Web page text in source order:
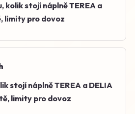
kolik stojí náplně TEREA a
limity pro dovoz
stojí náplně TEREA a DELIA
limity pro dovoz